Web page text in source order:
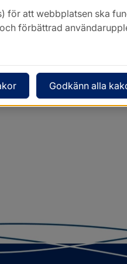
för att webbplatsen ska
förbättrad
Godkänn alla